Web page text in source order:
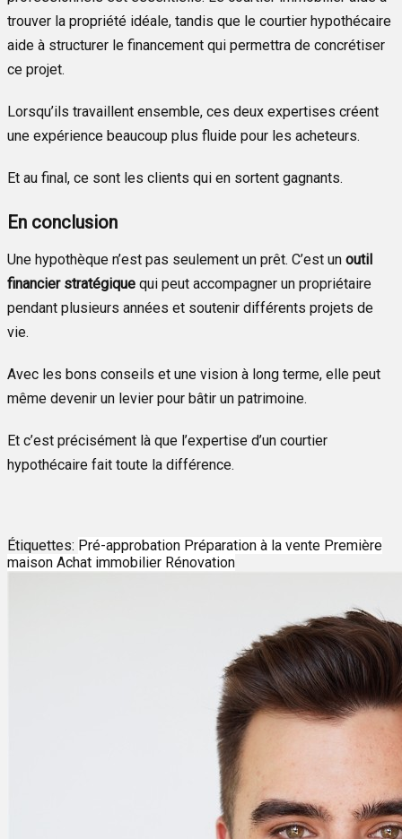
trouver la propriété idéale, tandis que le courtier hypothécaire
aide à structurer le financement qui permettra de concrétiser
ce projet.
Lorsqu’ils travaillent ensemble, ces deux expertises créent
une expérience beaucoup plus fluide pour les acheteurs.
Et au final, ce sont les clients qui en sortent gagnants.
En conclusion
Une hypothèque n’est pas seulement un prêt. C’est un outil
financier stratégique qui peut accompagner un propriétaire
pendant plusieurs années et soutenir différents projets de
vie.
Avec les bons conseils et une vision à long terme, elle peut
même devenir un levier pour bâtir un patrimoine.
Et c’est précisément là que l’expertise d’un courtier
hypothécaire fait toute la différence.
Étiquettes: Pré-approbation Préparation à la vente Première
maison Achat immobilier Rénovation